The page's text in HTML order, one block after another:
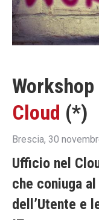
Cloud (*)
Brescia, 30
Ufficio nel
che coniuga
dell’Utente e